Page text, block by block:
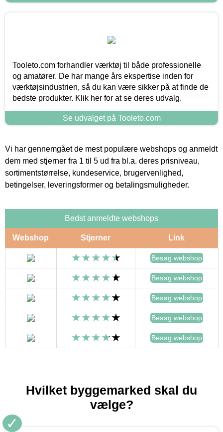
Tooleto.com forhandler værktøj til både professionelle
og amatører. De har mange års ekspertise inden for
værktøjsindustrien, så du kan være sikker på at finde de
bedste produkter. Klik her for at se deres udvalg.
Se udvalget på Tooleto.com
Vi har gennemgået de mest populære webshops og anmeldt
dem med stjerner fra 1 til 5 ud fra bl.a. deres prisniveau,
sortimentstørrelse, kundeservice, brugervenlighed,
betingelser, leveringsformer og betalingsmuligheder.
Bedst anmeldte webshops
Webshop Stjerner Link
Besøg webshop
Besøg webshop
Besøg webshop
Besøg webshop
Besøg webshop
Hvilket byggemarked skal du
vælge?
✓